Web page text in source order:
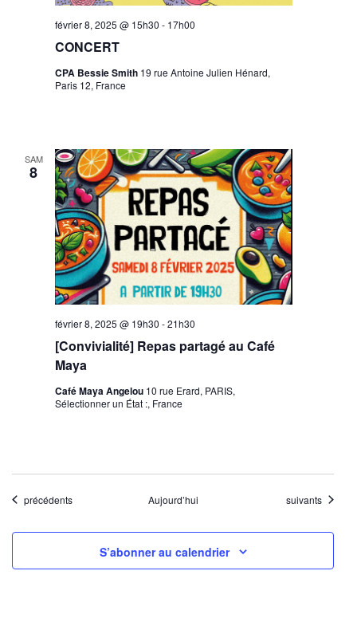
CONCERT
février 8, 2025 @ 15h30 - 17h00
CPA Bessie Smith 19 rue Antoine Julien Hénard,
Paris 12, France
SAM
8
[Convivialité] Repas partagé au Café
Maya
février 8, 2025 @ 19h30 -21h30
Café Maya Angelou 10 rue Erard, PARIS,
Sélectionner un État :, France
Évènements
précédents Aujourd’hui Évènements
suivants
S’abonner au calendrier